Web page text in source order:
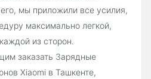
мы приложили все усилия,
максимально легкой,
из сторон.
заказать Зарядные
Xiaomi в Ташкенте,